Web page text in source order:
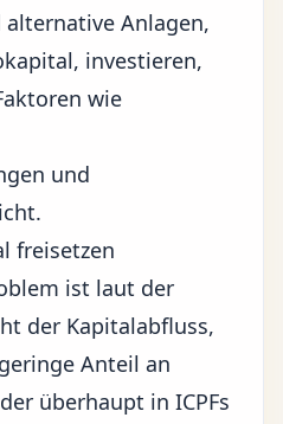
Anlagen,
investieren,
wie
und
.
freisetzen
ist laut der
der Kapitalabfluss,
Anteil an
überhaupt in ICPFs